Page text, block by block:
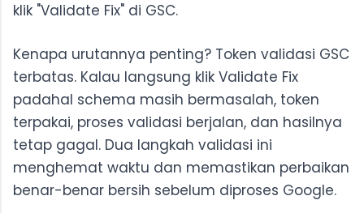
klik "Validate Fix" di GSC.
Kenapa urutannya penting? Token validasi GSC
terbatas. Kalau langsung klik Validate Fix
padahal schema masih bermasalah, token
terpakai, proses validasi berjalan, dan hasilnya
tetap gagal. Dua langkah validasi ini
menghemat waktu dan memastikan perbaikan
benar-benar bersih sebelum diproses Google.